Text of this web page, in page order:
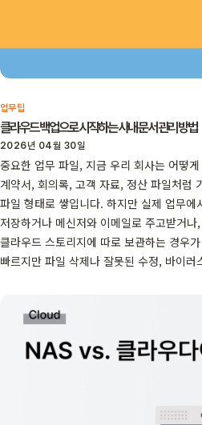
업무팁
클라우드 백업으로 시작하는 사내 문서 관리 방법
2026년 04월 30일
중요한 업무 파일, 지금 우리 회사는 어떻
계약서, 회의록, 고객 자료, 정산 파일처럼
파일 형태로 쌓입니다. 하지만 실제 업무에
저장하거나 메신저와 이메일로 주고받거
클라우드 스토리지에 따로 보관하는 경우
빠르지만 파일 삭제나 잘못된 수정, 바이